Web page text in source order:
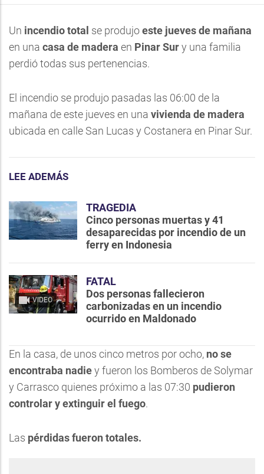
Un incendio total se produjoeste jueves de mañana
en una casa de madera en Pinar Sury una familia
perdió todas sus pertenencias.
El incendio se produjo pasadas las 06:00 de la
mañana de este jueves en una vivienda de madera
ubicada en calle San Lucas y Costanera en Pinar Sur.
LEE ADEMÁS
TRAGEDIA
Cinco personas muertas y 41
desaparecidas por incendio de un
ferry en Indonesia
VIDEO
FATAL
Dos personas fallecieron
carbonizadas en un incendio
ocurrido en Maldonado
En la casa, de unos cinco metros por ocho, no se
encontraba nadiey fueron los Bomberos de Solymar
y Carrasco quienes próximo a las 07:30 pudieron
controlar y extinguir el fuego.
Las pérdidas fueron totales.